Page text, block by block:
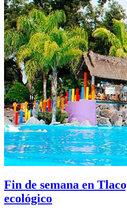
Fin de semana en
ecológico